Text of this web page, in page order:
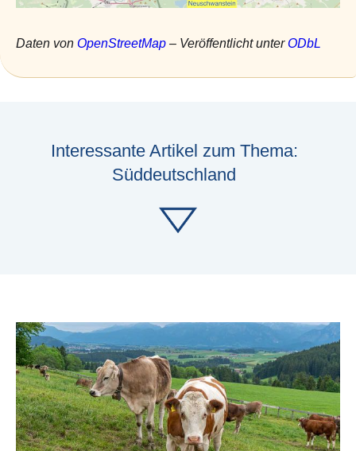
Daten von OpenStreetMap – Veröffentlicht unterODbL
Interessante Artikel zum Thema:
Süddeutschland